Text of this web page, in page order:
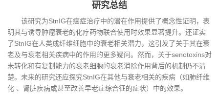
研究总结
该研究为StnIG在癌症治疗中的潜在作用提供了概念性证明，表
明其与诱导肿瘤衰老的化疗药物联合使用时效果显著提升。还证实
了StnIG在人类成纤维细胞中的衰老相关潜力，这引发了关于其在衰
老及与衰老相关疾病中的作用的更多疑问。然而，关于senotoxins对
未转化和有复制能力的衰老细胞的衰老消除作用背后的机制仍不清
楚。未来的研究还应探究StnIG在其他与衰老相关的疾病（如肺纤维
化 、肾脏疾病或甚至改善早老症综合征的症状）中的效果。